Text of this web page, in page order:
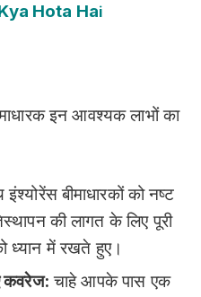
Hota Hai
इन आवश्यक लाभों का
इंश्योरेंस बीमाधारकों को नष्ट
की लागत के लिए पूरी
ध्यान में रखते हुए।
कवरेज: चाहे आपके पास एक